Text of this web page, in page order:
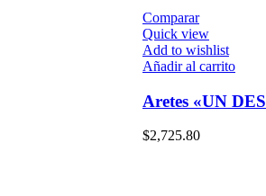
Comparar
Quick view
Add to wishlist
Añadir al carrito
Aretes «UN
$2,725.80